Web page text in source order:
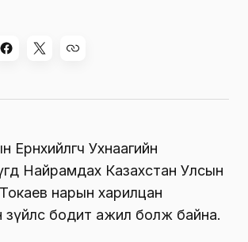
Ухнаагийн
Найрамдах Казахстан Улсын
нарын харилцан
зүйлс бодит ажил болж байна.